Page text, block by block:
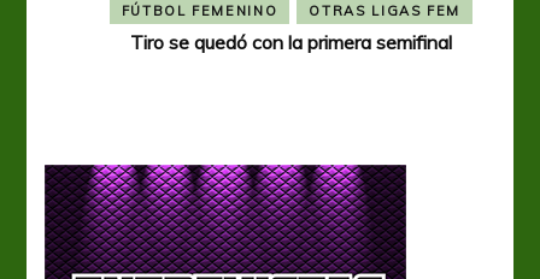
FÚTBOL FEMENINO OTRAS LIGAS FEM
Tiro se quedó con la primera semifinal